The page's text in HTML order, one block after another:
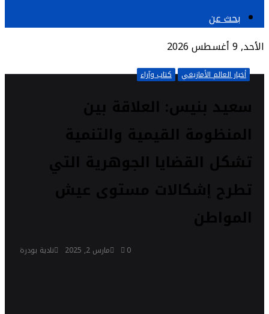
بحث عن
الأحد, 9 أغسطس 2026
أخبار العالم الأمازيغي كتاب وآراء
سعيد بنيس: العلاقة بين
المنظومة القيمية والتنمية
تشكل القضايا الجوهرية التي
تطرح إشكالات مستوى عيش
المواطن
نادية بودرة مارس 2, 2025 0